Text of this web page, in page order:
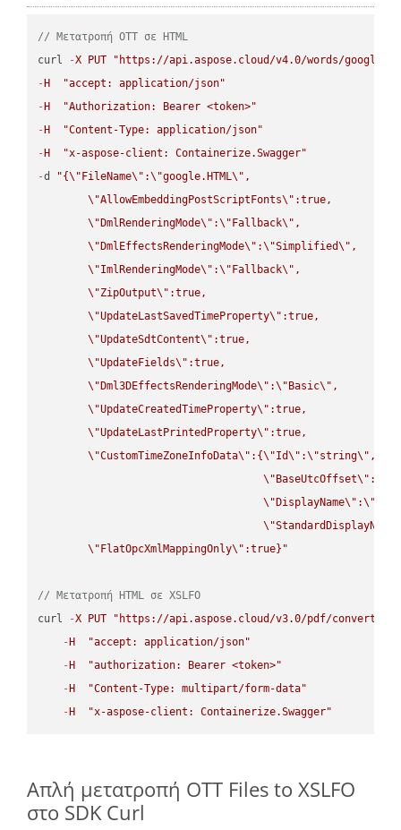
// Μετατροπή OTT σε HTML
curl
-X PUT
"https://api.aspose.cloud/v4.0/words/
- H
"accept: application/json"
- H
"Authorization: Bearer <token>"
- H
"Content-Type: application/json"
- H
"x-aspose-client: Containerize.Swagger"
-d "{\" FileName\" :\"google.HTML\" ,
\"AllowEmbeddingPostScriptFonts\" :true,
\" DmlRenderingMode\" :\" Fallback\" ,
\" DmlEffectsRenderingMode\" :\"Simplified\" ,
\"ImlRenderingMode\" :\" Fallback\" ,
\"ZipOutput\" :true,
\"UpdateLastSavedTimeProperty\" :true,
\"UpdateSdtContent\" :true,
\"UpdateFields\" :true,
\" Dml3DEffectsRenderingMode\" :\" Basic\" ,
\"UpdateCreatedTimeProperty\" :true,
\"UpdateLastPrintedProperty\" :true,
\"CustomTimeZoneInfoData\" :{\"Id\" :\"string\" ,
\" BaseUtcOffset\" :
\" DisplayName\" :\"
\"StandardDisplayName
\" FlatOpcXmlMappingOnly\" :true}"
// Μετατροπή HTML σε XSLFO
curl
-X PUT
"https://api.aspose.cloud/v3.0/pdf/convert/
- H
"accept: application/json"
- H
"authorization: Bearer <token>"
- H
"Content-Type: multipart/form-data"
- H "x-aspose-client: Containerize.Swagger"
Απλή μετατροπή OTT Files to XSLFO
στο SDK Curl